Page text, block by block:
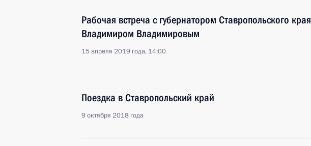
Рабочая встреча с губернатором Ставропольского края
Владимиром Владимировым
15 апреля 2019 года, 14:00
Поездка в Ставропольский край
9 октября 2018 года